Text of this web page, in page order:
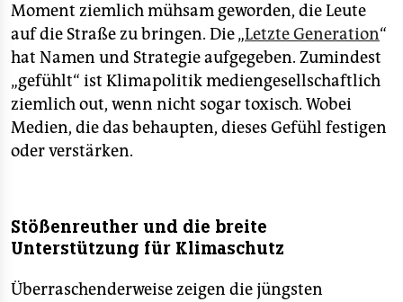
Moment ziemlich mühsam geworden, die Leute
auf die Straße zu bringen. Die „Letzte Generation“
hat Namen und Strategie aufgegeben. Zumindest
„gefühlt“ ist Klimapolitik mediengesellschaftlich
ziemlich out, wenn nicht sogar toxisch. Wobei
Medien, die das behaupten, dieses Gefühl festigen
oder verstärken.
Stößenreuther und die breite
Unterstützung für Klimaschutz
Überraschenderweise zeigen die jüngsten